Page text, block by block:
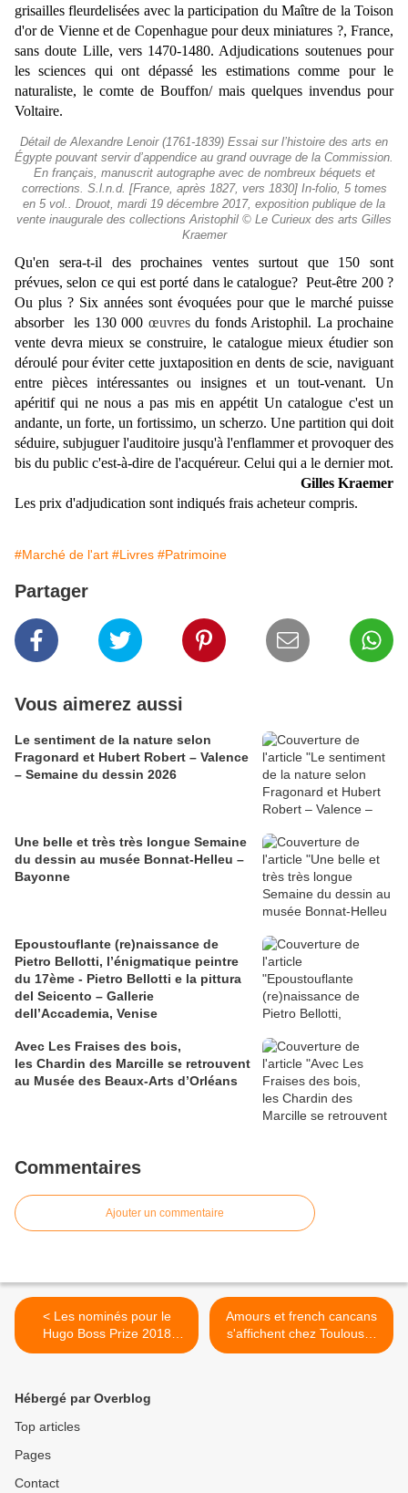
grisailles fleurdelisées avec la participation du Maître de la Toison
d'or de Vienne et de Copenhague pour deux miniatures ?, France,
sans doute Lille, vers 1470-1480. Adjudications soutenues pour
les sciences qui ont dépassé les estimations comme pour le
naturaliste, le comte de Bouffon/ mais quelques invendus pour
Voltaire.
Détail de Alexandre Lenoir (1761-1839) Essai sur l’histoire des arts en
Égypte pouvant servir d’appendice au grand ouvrage de la Commission.
En français, manuscrit autographe avec de nombreux béquets et
corrections. S.l.n.d. [France, après 1827, vers 1830] In-folio, 5 tomes
en 5 vol.. Drouot, mardi 19 décembre 2017, exposition publique de la
vente inaugurale des collections Aristophil © Le Curieux des arts Gilles
Kraemer
Qu'en sera-t-il des prochaines ventes surtout que 150 sont
prévues, selon ce qui est porté dans le catalogue? Peut-être 200 ?
Ou plus ? Six années sont évoquées pour que le marché puisse
absorber les 130 000 œuvresdu fonds Aristophil. La prochaine
vente devra mieux se construire, le catalogue mieux étudier son
déroulé pour éviter cette juxtaposition en dents de scie, naviguant
entre pièces intéressantes ou insignes et un tout-venant. Un
apéritif qui ne nous a pas mis en appétit Un catalogue c'est un
andante, un forte, un fortissimo, un scherzo. Une partition qui doit
séduire, subjuguer l'auditoire jusqu'à l'enflammer et provoquer des
bis du public c'est-à-dire de l'acquéreur. Celui qui a le derniermot.
Gilles Kraemer
Les prix d'adjudication sont indiqués frais acheteur compris.
#Marché de l'art #Livres #Patrimoine
Partager
Vous aimerez aussi
​​​​​​​Le sentiment de la nature selon
Fragonard et Hubert Robert – Valence
– Semaine du dessin 2026
Une belle et très très longue Semaine
du dessin au musée Bonnat-Helleu –
Bayonne
Epoustouflante (re)naissance de
Pietro Bellotti, l’énigmatique peintre
du 17ème - Pietro Bellotti e la pittura
del Seicento – Gallerie
dell’Accademia, Venise
Avec Les Fraises des bois,
les Chardin des Marcille se retrouvent
au Musée des Beaux-Arts d’Orléans
Commentaires
Ajouter un commentaire
< Les nominés pour le
Hugo Boss Prize 2018
dévoilés
Amours et french cancans
s'affichent chez Toulouse-
Lautrec >
Hébergé par Overblog
Top articles
Pages
Contact